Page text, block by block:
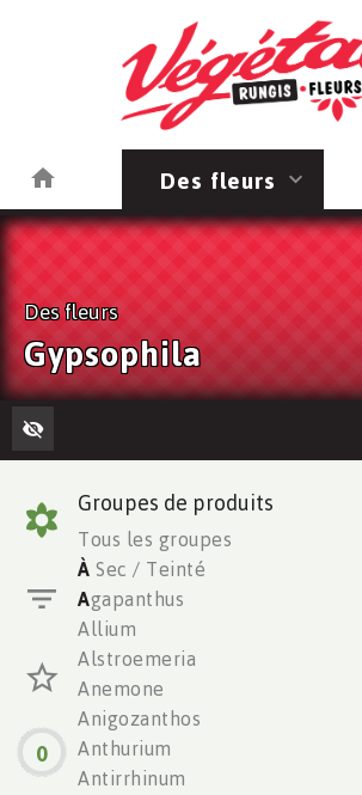
Des fleurs
Des fleurs
Gypsophila
0
Groupes de produits
Tous les groupes
À Sec / Teinté
Agapanthus
Allium
Alstroemeria
Anemone
Anigozanthos
Anthurium
Antirrhinum